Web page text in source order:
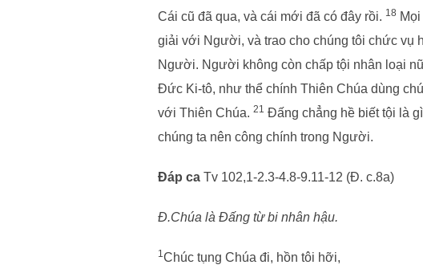
Cái cũ đã qua, và cái mới đã có đây rồi. 18
giải với Người, và trao cho chúng tôi chức vụ
Người. Người không còn chấp tội nhân loại
Đức Ki-tô, như thể chính Thiên Chúa dùng
với Thiên Chúa. 21 Đấng chẳng hề biết tội là
chúng ta nên công chính trong Người.
Đáp ca Tv 102,1-2.3-4.8-9.11-12 (Đ. c.8a)
Đ.Chúa là Đấng từ bi nhân hậu.
1 Chúc tụng Chúa đi, hồn tôi hỡi,